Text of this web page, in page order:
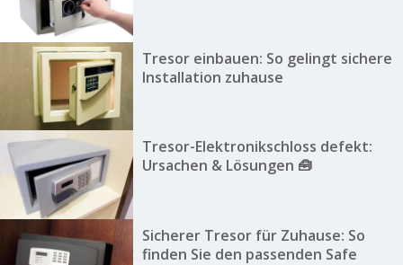
Tresor einbauen: So gelingt sichere
Installation zuhause
Tresor-Elektronikschloss defekt:
Ursachen & Lösungen 🧰
Sicherer Tresor für Zuhause: So
finden Sie den passenden Safe